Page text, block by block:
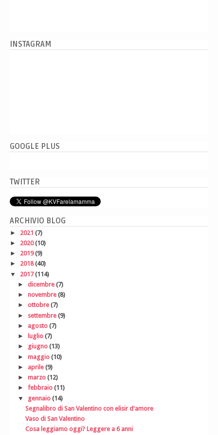
INSTAGRAM
GOOGLE PLUS
TWITTER
ARCHIVIO BLOG
► 2021 (7)
► 2020(10)
► 2019(9)
► 2018(40)
▼ 2017(114)
► dicembre (7)
► novembre (8)
► ottobre (7)
► settembre (9)
► agosto (7)
►
luglio (7)
► giugno (13)
► maggio (10)
► aprile (9)
► marzo (12)
► febbraio (11)
▼ gennaio (14)
Segnalibro di San Valentino con elisir d'amore
Vaso di San Valentino
Cosa leggiamo oggi? Leggere a 6 anni